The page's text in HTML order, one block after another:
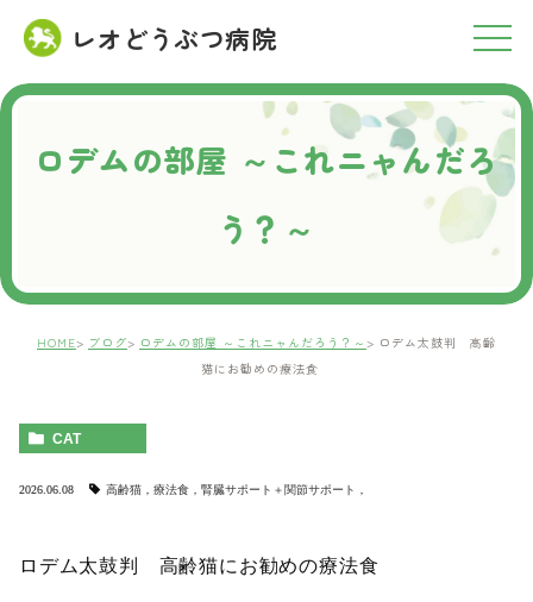
レオどうぶつ病院
RESERVATION
ご予約について
ロデムの部屋 ～これニャんだろ
う？～
HOME ブログ ロデムの部屋 ～これニャんだろう？～
ロデム太鼓判 高齢
猫にお勧めの療法食
CAT
2026.06.08 高齢猫，療法食，腎臓サポート＋関節サポート，
ロデム太鼓判 高齢猫にお勧めの療法食